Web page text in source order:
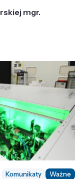
mgr.
Komunikaty Ważne